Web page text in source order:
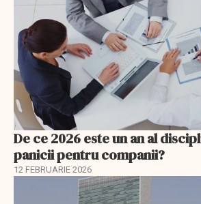
De ce 2026 este un an al
panicii pentru companii?
12 FEBRUARIE 2026